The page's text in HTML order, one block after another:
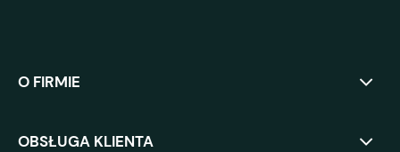
O FIRMIE
OBSŁUGA KLIENTA